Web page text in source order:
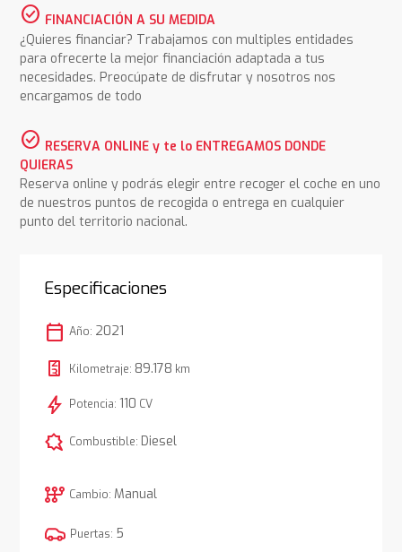
check_circle FINANCIACIÓN A SU MEDIDA
¿Quieres financiar? Trabajamos con multiples entidades
para ofrecerte la mejor financiación adaptada a tus
necesidades. Preocúpate de disfrutar y nosotros nos
encargamos de todo
check_circle RESERVA ONLINE y te lo ENTREGAMOS DONDE
QUIERAS
Reserva online y podrás elegir entre recoger el coche en uno
de nuestros puntos de recogida o entrega en cualquier
punto del territorio nacional.
Especificaciones
calendar_today Año: 2021
Kilometraje: 89.178 km
bolt Potencia: 110 CV
comic_bubble Combustible: Diesel
auto_transmission Cambio: Manual
Puertas: 5